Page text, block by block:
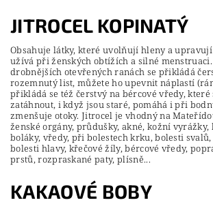
JITROCEL KOPINATÝ
Obsahuje látky, které uvolňují hleny a upravují
užívá při ženských obtížích a silné
drobnějších otevřených ranách se přikládá
rozemnutý list, můžete ho upevnit náplastí
přikládá se též čerstvý na bércové vředy, které
zatáhnout, i když jsou staré, pomáhá i při
zmenšuje otoky. Jitrocel je vhodný na
ženské orgány, průdušky, akné, kožní vyrážky,
boláky, vředy, při bolestech krku, bolesti
bolesti hlavy, křečové žíly, bércové vředy,
prstů, rozpraskané paty, plísně...
KAKAOVÉ BOBY